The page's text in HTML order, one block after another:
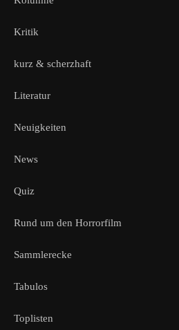
Kritik
kurz & scherzhaft
Literatur
Neuigkeiten
News
Quiz
Rund um den Horrorfilm
Sammlerecke
Tabulos
Toplisten